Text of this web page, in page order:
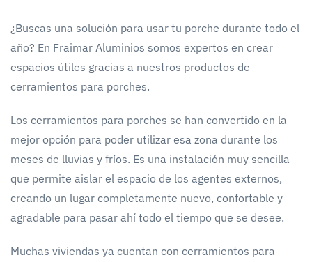
¿Buscas una solución para usar tu porche durante todo el
año? En Fraimar Aluminios somos expertos en crear
espacios útiles gracias a nuestros productos de
cerramientos para porches.
Los cerramientos para porches se han convertido en la
mejor opción para poder utilizar esa zona durante los
meses de lluvias y fríos. Es una instalación muy sencilla
que permite aislar el espacio de los agentes externos,
creando un lugar completamente nuevo, confortable y
agradable para pasar ahí todo el tiempo que se desee.
Muchas viviendas ya cuentan con cerramientos para